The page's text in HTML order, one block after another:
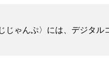
ゃんぷ〉には、デジタル